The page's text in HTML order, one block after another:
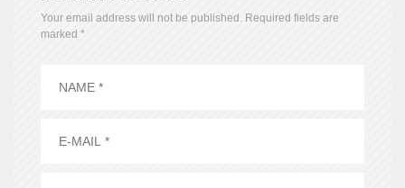
Your email address will not be published. Required fields are
marked *